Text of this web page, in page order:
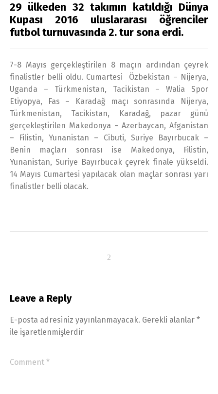
29 ülkeden 32 takımın katıldığı Dünya
Kupası 2016 uluslararası öğrenciler
futbol turnuvasında 2. tur sona erdi.
7-8 Mayıs gerçekleştirilen 8 maçın ardından çeyrek
finalistler belli oldu. Cumartesi Özbekistan – Nijerya,
Uganda – Türkmenistan, Tacikistan – Walia Spor
Etiyopya, Fas – Karadağ maçı sonrasında Nijerya,
Türkmenistan, Tacikistan, Karadağ, pazar günü
gerçekleştirilen Makedonya – Azerbaycan, Afganistan
– Filistin, Yunanistan – Cibuti, Suriye Bayırbucak –
Benin maçları sonrası ise Makedonya, Filistin,
Yunanistan, Suriye Bayırbucak çeyrek finale yükseldi.
14 Mayıs Cumartesi yapılacak olan maçlar sonrası yarı
finalistler belli olacak.
Leave a Reply
E-posta adresiniz yayınlanmayacak. Gerekli alanlar *
ile işaretlenmişlerdir